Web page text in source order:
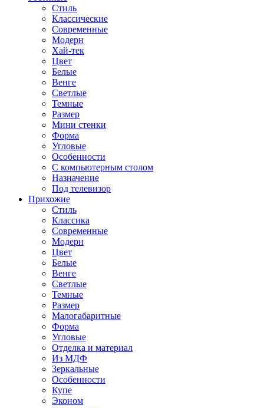
Стиль
Классические
Современные
Модерн
Хай-тек
Цвет
Белые
Венге
Светлые
Темные
Размер
Мини стенки
Форма
Угловые
Особенности
С компьютерным столом
Назначение
Под телевизор
Прихожие
Стиль
Классика
Современные
Модерн
Цвет
Белые
Венге
Светлые
Темные
Размер
Малогабаритные
Форма
Угловые
Отделка и материал
Из МДФ
Зеркальные
Особенности
Купе
Эконом